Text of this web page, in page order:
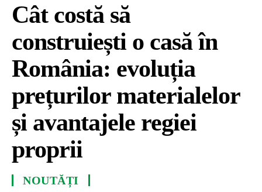
Cât costă să
construiești o casă în
România: evoluția
prețurilor materialelor
și avantajele regiei
proprii
NOUTĂȚI